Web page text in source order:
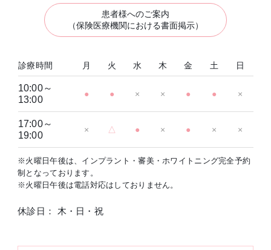
患者様へのご案内
（保険医療機関における書面掲示）
診療時間 月 火 水 木 金 土 日
10:00～
13:00
● ● × × ● ● ×
17:00～
19:00
× △ ● × ● × ×
※火曜日午後は、インプラント・審美・ホワイトニング完全予約
制となっております。
※火曜日午後は電話対応はしておりません。
休診日： 木・日・祝